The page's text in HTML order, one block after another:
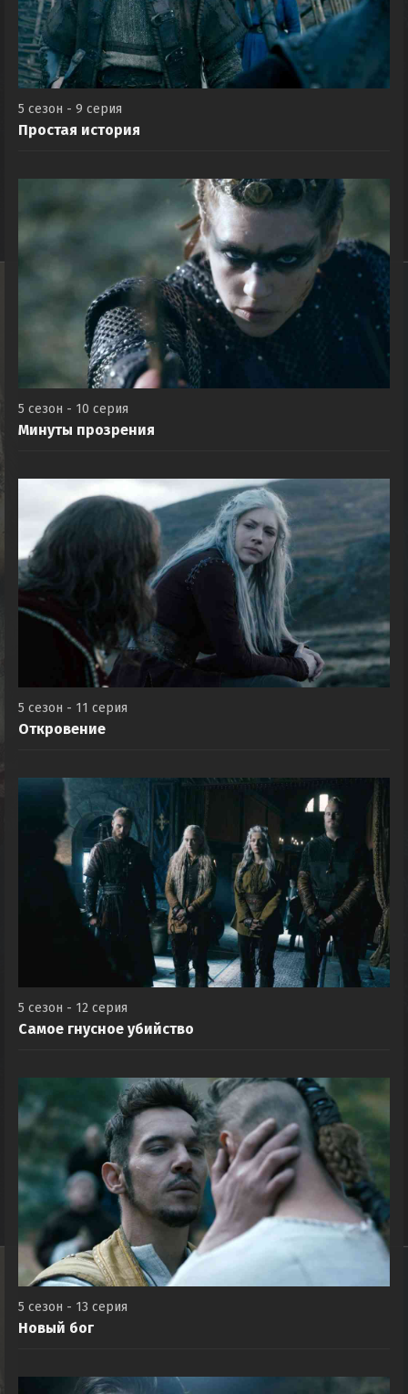
5 сезон - 9 серия
Простая история
5 сезон - 10 серия
Минуты прозрения
5 сезон - 11 серия
Откровение
5 сезон - 12 серия
Самое гнусное убийство
5 сезон - 13 серия
Новый бог